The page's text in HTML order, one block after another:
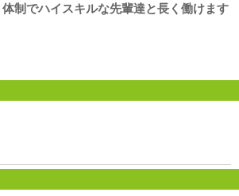
制でハイスキルな先輩達と長く働けます